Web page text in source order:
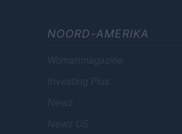
NOORD-AMERIKA
Womanmagazine
Investing Plus
Newz
Newz US